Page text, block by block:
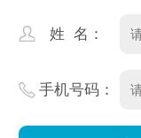
姓 名：
手机号码：